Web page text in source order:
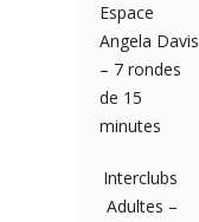
Espace
Angela Davis
– 7 rondes
de 15
minutes
Interclubs
Adultes –